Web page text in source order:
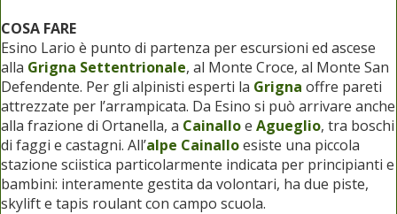
COSA FARE
Esino Lario è punto di partenza per escursioni ed ascese
alla Grigna Settentrionale, al Monte Croce, al Monte San
Defendente. Per gli alpinisti esperti la Grigna offre pareti
attrezzate per l’arrampicata. Da Esino si può arrivare anche
alla frazione di Ortanella, a Cainalloe Agueglio, tra boschi
di faggi e castagni. All’alpe Cainalloesiste una piccola
stazione sciistica particolarmente indicata per principianti e
bambini: interamente gestita da volontari, ha due piste,
skylift e tapis roulant con campo scuola.